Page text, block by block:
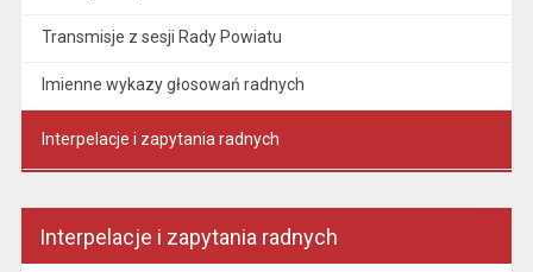
Transmisje z sesji Rady Powiatu
Imienne wykazy głosowań radnych
Interpelacje i zapytania radnych
Interpelacje i zapytania radnych